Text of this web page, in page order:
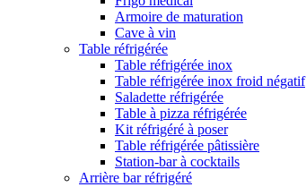
Armoire de maturation
Cave à vin
Table réfrigérée
Table réfrigérée inox
Table réfrigérée inox froid négatif
Saladette réfrigérée
Table à pizza réfrigérée
Kit réfrigéré à poser
Table réfrigérée pâtissière
Station-bar à cocktails
Arrière bar réfrigéré